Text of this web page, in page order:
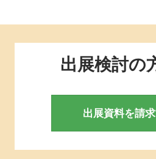
出展検討の
出展資料を請